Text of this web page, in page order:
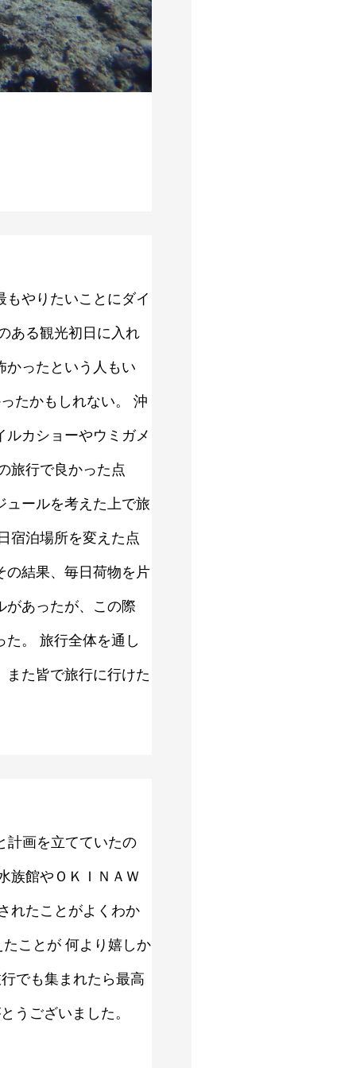
やりたいことにダイ
ある観光初日に入れ
かったという人もい
たかもしれない。 沖
カショーやウミガメ
旅行で良かった点
ールを考えた上で旅
宿泊場所を変えた点
の結果、毎日荷物を片
があったが、この際
。 旅行全体を通し
た皆で旅行に行けた
計画を立てていたの
族館やＯＫＩＮＡＷ
れたことがよくわか
ことが 何より嬉しか
でも集まれたら最高
うございました。